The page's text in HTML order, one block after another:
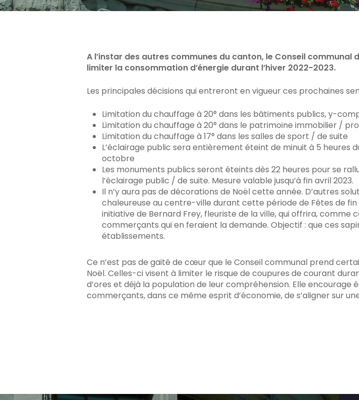
A l’instar des autres communes du canton, le Conseil
limiter la consommation d’énergie durant l’hiver 2022-2023.
Les principales décisions qui entreront en vigueur ces prochaines
Limitation du chauffage à 20° dans les bâtiments publics, y-
Limitation du chauffage à 20° dans le patrimoine immobilier /
Limitation du chauffage à 17° dans les salles de sport / de suite
L’éclairage public sera entièrement éteint de minuit à 5 heures
octobre
Les monuments publics seront éteints dès 22 heures pour se
l’éclairage public / de suite. Mesure valable jusqu’à fin avril 2023.
Il n’y aura pas de décorations de Noël cette année. D’autres
chaleureuse au centre-ville durant cette période de Fêtes de fin
initiative de Bernard Frey, fleuriste de la ville, qui offrira, comme
commerçants qui en feraient la demande. Objectif : que ces
établissements.
Ce n’est pas de gaité de cœur que le Conseil communal prend
Noël. Celles-ci visent à limiter le risque de coupures de courant
d’ores et déjà la population de leur compréhension. Elle
commerçants, dans ce même esprit d’économie, de s’aligner sur